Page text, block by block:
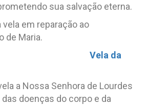
sua salvação eterna.
vela em reparação ao
de Maria.
Vela da
a Nossa Senhora de Lourdes
das doenças do corpo e da